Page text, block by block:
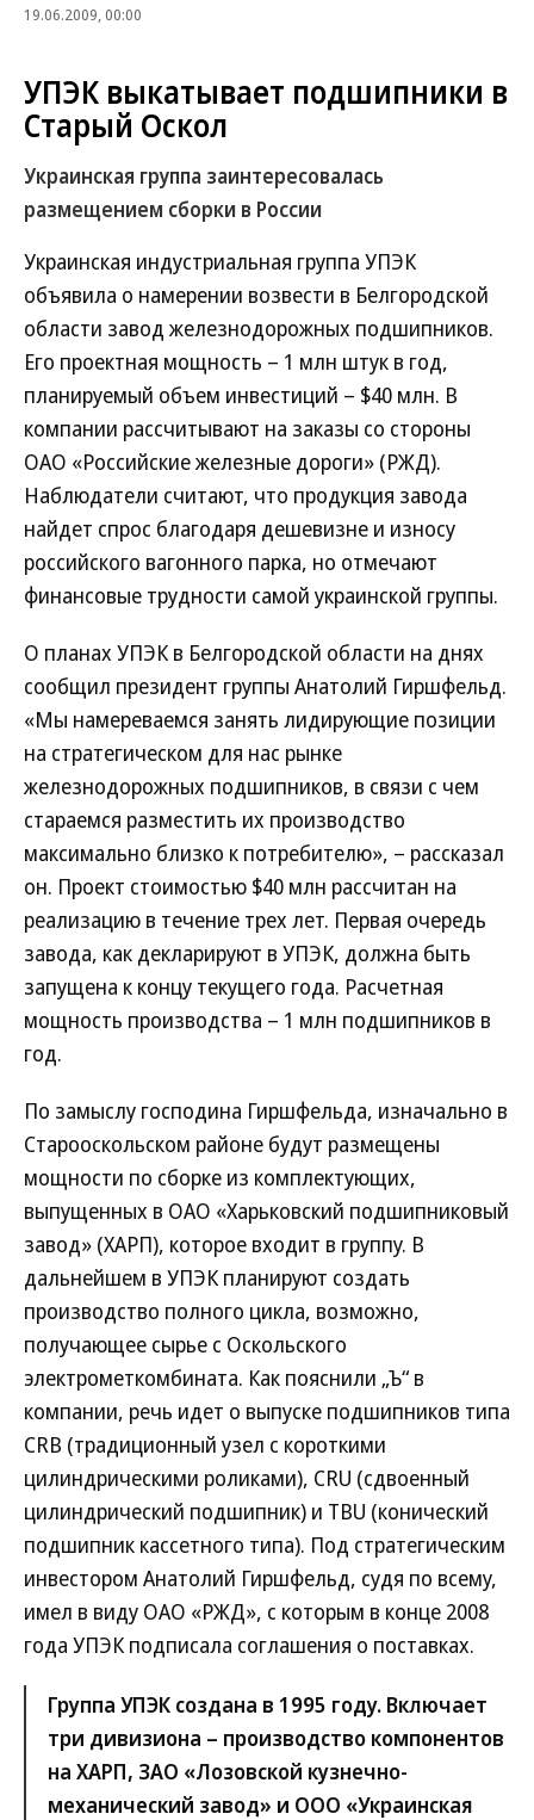
19.06.2009, 00:00
УПЭК выкатывает подшипники в
Старый Оскол
Украинская группа заинтересовалась
размещением сборки в России
Украинская индустриальная группа УПЭК
объявила о намерении возвести в Белгородской
области завод железнодорожных подшипников.
Его проектная мощность – 1 млн штук в год,
планируемый объем инвестиций – $40 млн. В
компании рассчитывают на заказы со стороны
ОАО «Российские железные дороги» (РЖД).
Наблюдатели считают, что продукция завода
найдет спрос благодаря дешевизне и износу
российского вагонного парка, но отмечают
финансовые трудности самой украинской группы.
О планах УПЭК в Белгородской области на днях
сообщил президент группы Анатолий Гиршфельд.
«Мы намереваемся занять лидирующие позиции
на стратегическом для нас рынке
железнодорожных подшипников, в связи с чем
стараемся разместить их производство
максимально близко к потребителю», – рассказал
он. Проект стоимостью $40 млн рассчитан на
реализацию в течение трех лет. Первая очередь
завода, как декларируют в УПЭК, должна быть
запущена к концу текущего года. Расчетная
мощность производства – 1 млн подшипников в
год.
По замыслу господина Гиршфельда, изначально в
Старооскольском районе будут размещены
мощности по сборке из комплектующих,
выпущенных в ОАО «Харьковский подшипниковый
завод» (ХАРП), которое входит в группу. В
дальнейшем в УПЭК планируют создать
производство полного цикла, возможно,
получающее сырье с Оскольского
электрометкомбината. Как пояснили „Ъ“ в
компании, речь идет о выпуске подшипников типа
CRB (традиционный узел с короткими
цилиндрическими роликами), CRU (сдвоенный
цилиндрический подшипник) и TBU (конический
подшипник кассетного типа). Под стратегическим
инвестором Анатолий Гиршфельд, судя по всему,
имел в виду ОАО «РЖД», с которым в конце 2008
года УПЭК подписала соглашения о поставках.
Группа УПЭК создана в 1995 году. Включает
три дивизиона – производство компонентов
на ХАРП, ЗАО «Лозовской кузнечно-
механический завод» и ООО «Украинская